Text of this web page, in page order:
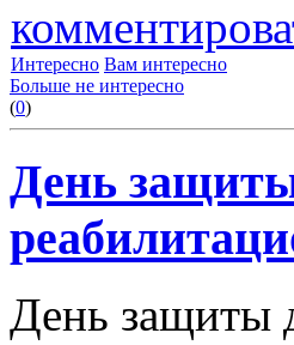
Интересно Вам интересно
Больше не интересно
(0)
День
День защиты